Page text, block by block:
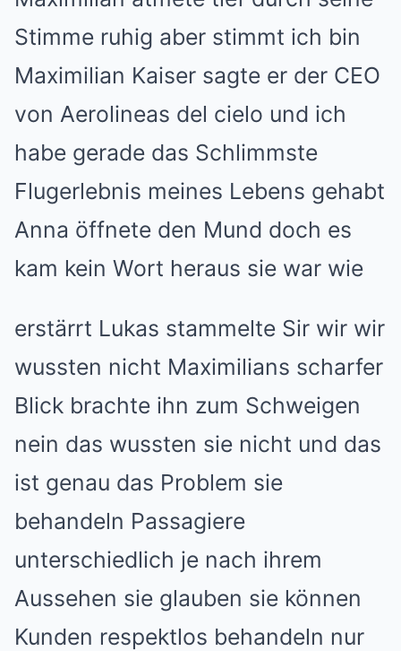
Stimme ruhig aber stimmt ich bin
Maximilian Kaiser sagte er der CEO
von Aerolineas del cielo und ich
habe gerade das Schlimmste
Flugerlebnis meines Lebens gehabt
Anna öffnete den Mund doch es
kam kein Wort heraus sie war wie
erstärrt Lukas stammelte Sir wir wir
wussten nicht Maximilians scharfer
Blick brachte ihn zum Schweigen
nein das wussten sie nicht und das
ist genau das Problem sie
behandeln Passagiere
unterschiedlich je nach ihrem
Aussehen sie glauben sie können
Kunden respektlos behandeln nur